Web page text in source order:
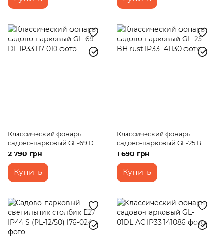
Классический фонарь
садово-парковый GL-69 DL
IP33
2 790 грн
Купить
Классический фонарь
садово-парковый GL-25 BH
rust IP33
1 690 грн
Купить